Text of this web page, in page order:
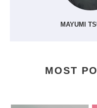
MAYUMI
MOST